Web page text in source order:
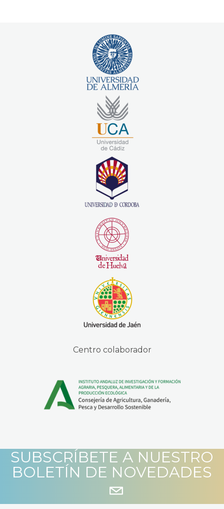
Centro colaborador
SUBSCRÍBETE A NUESTRO
BOLETÍN DE NOVEDADES